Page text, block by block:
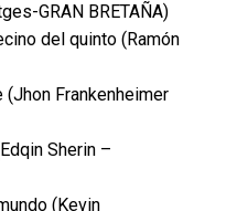
GRAN BRETAÑA)
del quinto (Ramón
Frankenheimer
Sherin –
(Kevin